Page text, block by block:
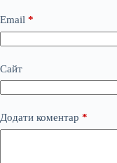
Email *
Сайт
Додати коментар *